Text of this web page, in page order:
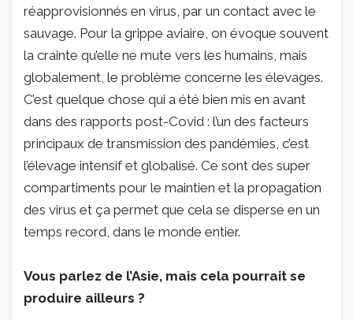
réapprovisionnés en virus, par un contact avec le
sauvage. Pour la grippe aviaire, on évoque souvent
la crainte qu’elle ne mute vers les humains, mais
globalement, le problème concerne les élevages.
C’est quelque chose qui a été bien mis en avant
dans des rapports post-Covid : l’un des facteurs
principaux de transmission des pandémies, c’est
l’élevage intensif et globalisé. Ce sont des super
compartiments pour le maintien et la propagation
des virus et ça permet que cela se disperse en un
temps record, dans le monde entier.
Vous parlez de l’Asie, mais cela pourrait se
produire ailleurs ?